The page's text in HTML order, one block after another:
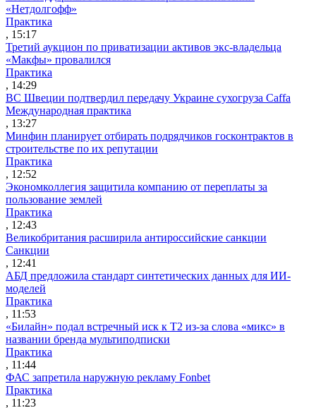
«Нетдолгофф»
Практика
, 15:17
Третий аукцион по приватизации активов экс-владельца
«Макфы» провалился
Практика
, 14:29
ВС Швеции подтвердил передачу Украине сухогруза Caffa
Международная практика
, 13:27
Минфин планирует отбирать подрядчиков госконтрактов в
строительстве по их репутации
Практика
, 12:52
Экономколлегия защитила компанию от переплаты за
пользование землей
Практика
, 12:43
Великобритания расширила антироссийские санкции
Санкции
, 12:41
АБД предложила стандарт синтетических данных для ИИ-
моделей
Практика
, 11:53
«Билайн» подал встречный иск к Т2 из-за слова «микс» в
названии бренда мультиподписки
Практика
, 11:44
ФАС запретила наружную рекламу Fonbet
Практика
, 11:23